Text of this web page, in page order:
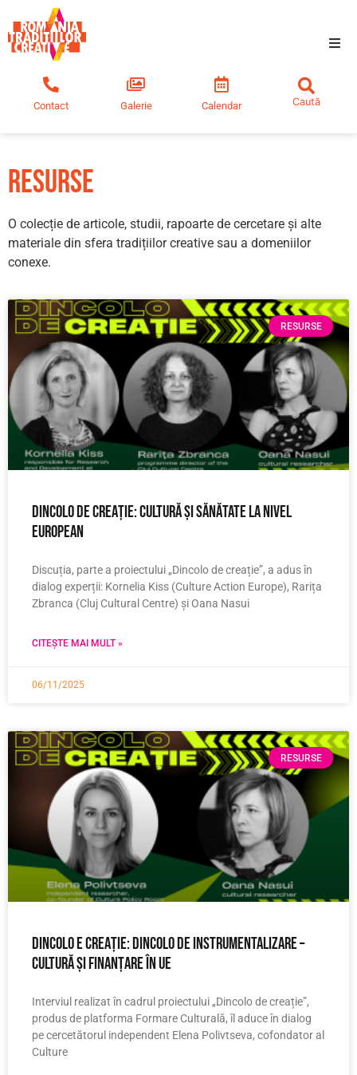
Tradiții creative
Contact Galerie Calendar
Resurse
O colecție de articole, studii, rapoarte de cercetare și alte
materiale din sfera tradițiilor creative sau a domeniilor
conexe.
RESURSE
Dincolo de creație: Cultură și sănătate la nivel
european
Discuția, parte a proiectului „Dincolo de creație”, a adus în
dialog experții: Kornelia Kiss (Culture Action Europe), Rarița
Zbranca (Cluj Cultural Centre) și Oana Nasui
CITEȘTE MAI MULT »
06/11/2025
RESURSE
Dincolo e creație: Dincolo de instrumentalizare –
cultură și finanțare în UE
Interviul realizat în cadrul proiectului „Dincolo de creație”,
produs de platforma Formare Culturală, îl aduce în dialog
pe cercetătorul independent Elena Polivtseva, cofondator al
Culture